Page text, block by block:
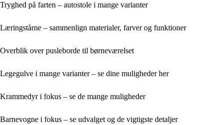
Tryghed på farten – autostole i mange varianter
Læringstårne – sammenlign materialer, farver og funktioner
Overblik over pusleborde til børneværelset
Legegulve i mange varianter – se dine muligheder her
Krammedyr i fokus – se de mange muligheder
Barnevogne i fokus – se udvalget og de vigtigste detaljer